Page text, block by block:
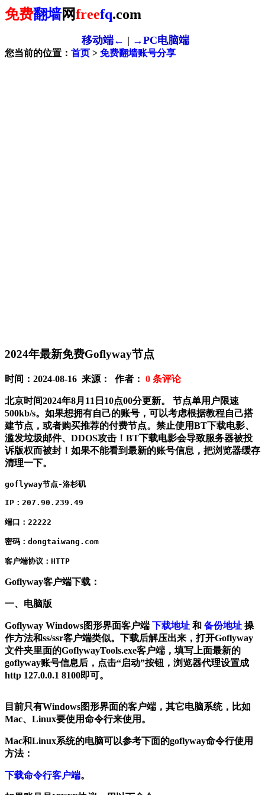
免费翻墙网freefq.com
移动端← | →PC电脑端
您当前的位置： 首页 > 免费翻墙账号分享
2024年最新免费Goflyway节点
时间：2024-08-16 来源： 作者： 0 条评论
北京时间2024年8月11日10点00分更新。
节点单用户限速
500kb/s。如果想拥有自己的账号，可以考虑根据教程自己搭
建节点，或者购买推荐的付费节点。禁止使用BT下载电影、
滥发垃圾邮件、DDOS攻击！BT下载电影会导致服务器被投
诉版权而被封！如果不能看到最新的账号信息，把浏览器缓存
清理一下。
IP：207.90.239.49
端口：22222
密码：dongtaiwang.com
客户端协议：HTTP
Goflyway客户端下载：
一、电脑版
Goflyway Windows图形界面客户端 下载地址 和 备份地址 操
作方法和ss/ssr客户端类似。下载后解压出来，打开Goflyway
文件夹里面的GoflywayTools.exe客户端，填写 上面最新的
goflyway账号信息后，点击“启动”按钮，浏览器代理设置成
http 127.0.0.1 8100即可。
目前只有Windows图形界面的客户端，其它电脑系统，比如
Mac、Linux要使用命令行来使用。
Mac和Linux系统的电脑可以参考下面的goflyway命令行使用
方法：
下载命令行客户端。